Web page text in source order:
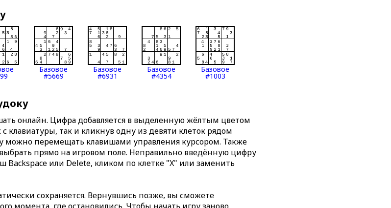
Базовое
#5669
Базовое
#6931
Базовое
#4354
Базовое
#1003
онлайн. Цифра добавляется в выделенную жёлтым цветом
клавиатуры, так и кликнув одну из девяти клеток рядом
можно перемещать клавишами управления курсором. Также
прямо на игровом поле. Неправильно введённую цифру
или Delete, кликом по клетке "X" или заменить
сохраняется. Вернувшись позже, вы сможете